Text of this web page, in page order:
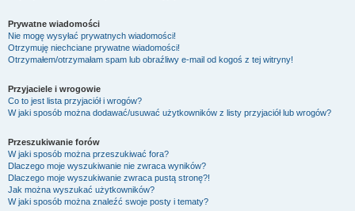
Prywatne wiadomości
Nie mogę wysyłać prywatnych wiadomości!
Otrzymuję niechciane prywatne wiadomości!
Otrzymałem/otrzymałam spam lub obraźliwy e-mail od kogoś z tej witryny!
Przyjaciele i wrogowie
Co to jest lista przyjaciół i wrogów?
W jaki sposób można dodawać/usuwać użytkowników z listy przyjaciół lub wrogów?
Przeszukiwanie forów
W jaki sposób można przeszukiwać fora?
Dlaczego moje wyszukiwanie nie zwraca wyników?
Dlaczego moje wyszukiwanie zwraca pustą stronę?!
Jak można wyszukać użytkowników?
W jaki sposób można znaleźć swoje posty i tematy?